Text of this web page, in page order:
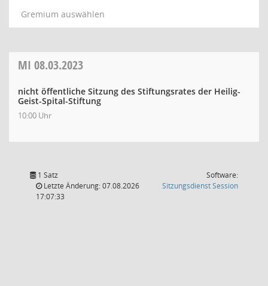
Gremium auswählen
MI 08.03.2023
nicht öffentliche Sitzung des Stiftungsrates der Heilig-
Geist-Spital-Stiftung
10:00 Uhr
1 Satz
Letzte Änderung: 07.08.2026
17:07:33
Software:
SitzungsdienstSession(Wird in